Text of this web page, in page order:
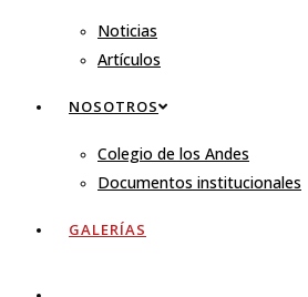
Noticias
Artículos
NOSOTROS
Colegio de los Andes
Documentos institucionales
GALERÍAS